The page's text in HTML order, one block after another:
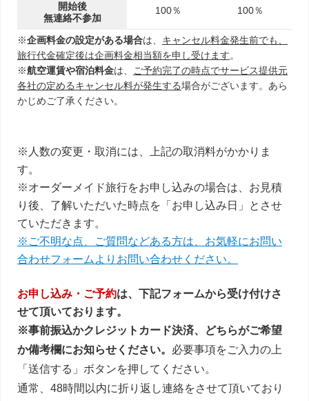
開始後
無連絡不参加
100％ 100％
※企画料金の設定がある場合は、 キャンセル料金発生前でも、
旅行代金確定後は企画料金相当額を申し受けます。
※航空運賃や宿泊料金は、 ご予約完了の時点でサービス提供元
各社の定めるキャンセル料が発生する場合がございます。あら
かじめご了承ください。
※人数の変更・取消には、上記の取消料がかかりま
す。
※オーダーメイド旅行をお申し込みの場合は、お見積
り後、了解いただいた時点を「お申し込み日」とさせ
ていただきます。
※ご不明な点、ご質問などある方は、お気軽にお問い
合わせフォームよりお問い合わせください。
お申し込み・ご予約は、下記フォームから受け付けさ
せて頂いております。
※事前振込かクレジットカード決済、どちらがご希望
か備考欄にお知らせください。 必要事項をご入力の上
「送信する」ボタンを押してください。
通常、48時間以内に折り返し連絡をさせて頂いており